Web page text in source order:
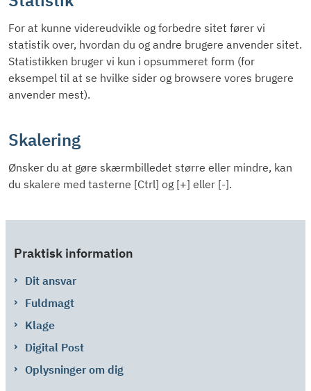
For at kunne videreudvikle og forbedre sitet fører vi
statistik over, hvordan du og andre brugere anvender sitet.
Statistikken bruger vi kun i opsummeret form (for
eksempel til at se hvilke sider og browsere vores brugere
anvender mest).
Skalering
Ønsker du at gøre skærmbilledet større eller mindre, kan
du skalere med tasterne [Ctrl] og [+] eller [-].
Praktisk information
Dit ansvar
Fuldmagt
Klage
Digital Post
Oplysninger om dig